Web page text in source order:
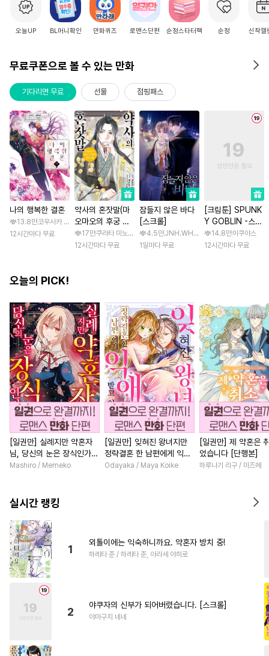
오늘UP BL머니확인 만화퀴즈 로맨스단편 순정스타터팩 순정 신작캘
무료쿠폰으로 볼 수 있는 만화
기다리면 무료 선물 점핑패스
나의 행복한 결혼
13.8만코우사카 리토 / 아기토기 아쿠미
12시간마다 무료
약사의 혼잣말(마
오마오의 후궁 수
수께끼 풀이수첩)
17만쿠라타 미노지 / 휴우가 나츠
12시간마다 무료
잠들지 않은 바다
[스크롤]
4.5만JNH.WH Studio / Lasso
1일마다 무료
[크림툰] SPUNK
Y GOBLIN -스펑
키 고블린- [스크
롤]
14.8만이쿠야스
12시간마다 무료
오늘의 PICK!
[일권만] 실례지만 약혼자
님, 당신의 눈은 장식인가
요? [단행본]
Mashiro / Memeko
[일권만] 잊혀진 왕녀지만
정략결혼 한 남편에게 익애
받고 있습니다 [단행본]
Odayaka / Maya Koike
[일권만] 제 약혼은
었습니다 [단행본]
하루나기 리구 / 미즈메
실시간 랭킹
1
외톨이에는 익숙하니까요. 약혼자 방치 중!
하레타 준 / 하레타 준, 아라세 야히로
2
야쿠자의 신부가 되어버렸습니다. [스크롤]
야마구치 네네